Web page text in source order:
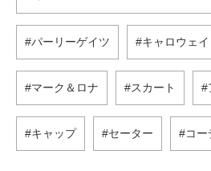
パーリーゲイツ キャロウェイ
マーク＆ロナ スカート
キャップ セーター コー